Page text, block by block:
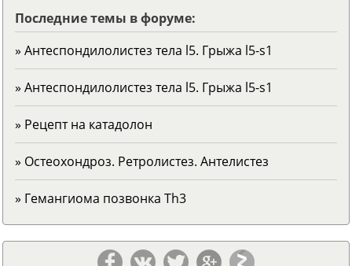
Последние темы в форуме:
» Антеспондилолистез тела l5. Грыжа l5-s1
» Антеспондилолистез тела l5. Грыжа l5-s1
» Рецепт на катадолон
» Остеохондроз. Ретролистез. Антелистез
» Гемангиома позвонка Тh3